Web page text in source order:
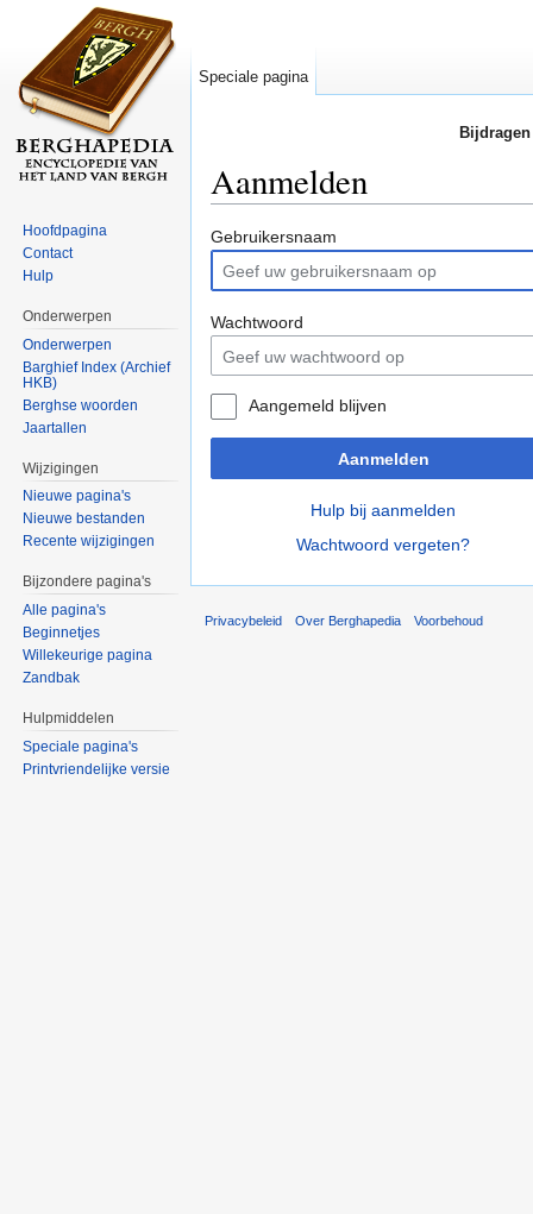
Aanmelden
Gebruikersnaam
Wachtwoord
Aangemeld blijven
Aanmelden
Hulp bij aanmelden
Wachtwoord vergeten?
Speciale pagina
Hoofdpagina
Contact
Hulp
Onderwerpen
Onderwerpen
Barghief Index (Archief
HKB)
Berghse woorden
Jaartallen
Wijzigingen
Nieuwe pagina's
Nieuwe bestanden
Recente wijzigingen
Bijzondere pagina's
Alle pagina's
Beginnetjes
Willekeurige pagina
Zandbak
Hulpmiddelen
Speciale pagina's
Printvriendelijke versie
Privacybeleid Over Berghapedia Voorbehoud